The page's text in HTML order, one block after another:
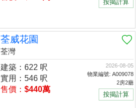
按揭計算
荃威花園
荃灣
2026-08-05
物業編號: A009078
2房2廳
按揭計算
建築：622 呎
實用：546 呎
售價： $440萬